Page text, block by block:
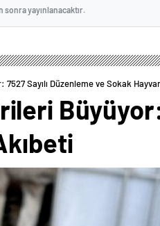
yayınlanacaktır.
Sayılı Düzenleme ve Sokak